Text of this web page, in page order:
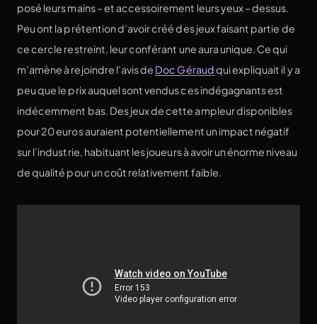
posé leurs mains – et accessoirement leurs yeux – dessus.
Peu ont la prétention d’avoir créé des jeux faisant partie de
ce cercle restreint, leur conférant une aura unique. Ce qui
m’amène à rejoindre l’avis de Doc Géraudqui expliquait il y a
peu que le prix auquel sont vendus ces indégagnants est
indécemment bas. Des jeux de cette ampleur disponibles
pour 20 euros auraient potentiellement un impact négatif
sur l’industrie, habituant les joueurs à avoir un énorme niveau
de qualité pour un coût relativement faible.